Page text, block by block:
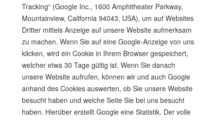
Tracking“ (Google Inc., 1600 Amphitheater Parkway,
Mountainview, California 94043, USA), um auf Websites
Dritter mittels Anzeige auf unsere Website aufmerksam
zu machen. Wenn Sie auf eine Google-Anzeige von uns
klicken, wird ein Cookie in Ihrem Browser gespeichert,
welcher etwa 30 Tage gültig ist. Wenn Sie danach
unsere Website aufrufen, können wir und auch Google
anhand des Cookies auswerten, ob Sie unsere Website
besucht haben und welche Seite Sie bei uns besucht
haben. Hierüber erstellt Google eine Statistik. Der volle